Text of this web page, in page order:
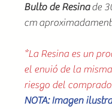
Bulto de Resinade
cm
*La Resina es un
el envió de la
riesgo del
NOTA: Imagen